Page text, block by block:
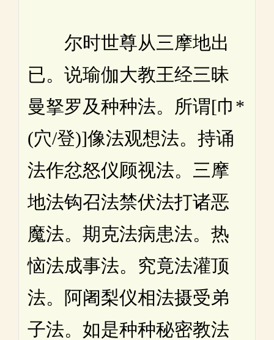
尔时世尊从三摩地出
已。说瑜伽大教王经三昧
曼拏罗及种种法。所谓[巾*
(穴/登)]像法观想法。持诵
法作忿怒仪顾视法。三摩
地法钩召法禁伏法打诸恶
魔法。期克法病患法。热
恼法成事法。究竟法灌顶
法。阿阇梨仪相法摄受弟
子法。如是种种秘密教法